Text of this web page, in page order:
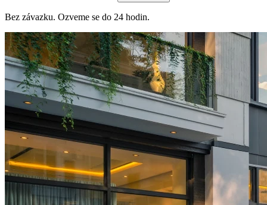
Bez závazku. Ozveme se do 24 hodin.